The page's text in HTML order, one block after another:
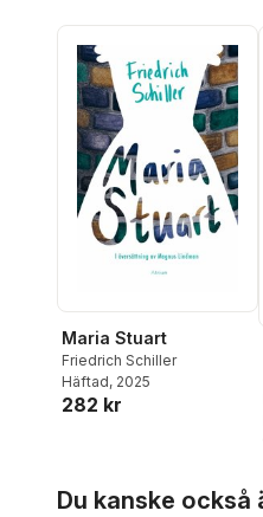
Maria Stuart
Friedrich Schiller
Häftad, 2025
282 kr
Du kanske